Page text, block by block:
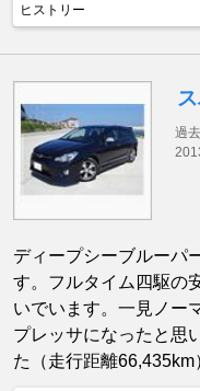
ヒストリー
過
ディープシーブルーパ
す。フルタイム四駆の
いでいます。一見ノー
プレッサになったと思
た（走行距離66,435km